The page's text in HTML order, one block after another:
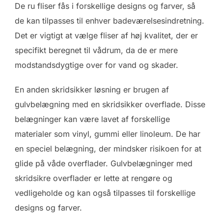
De ru fliser fås i forskellige designs og farver, så
de kan tilpasses til enhver badeværelsesindretning.
Det er vigtigt at vælge fliser af høj kvalitet, der er
specifikt beregnet til vådrum, da de er mere
modstandsdygtige over for vand og skader.
En anden skridsikker løsning er brugen af
gulvbelægning med en skridsikker overflade. Disse
belægninger kan være lavet af forskellige
materialer som vinyl, gummi eller linoleum. De har
en speciel belægning, der mindsker risikoen for at
glide på våde overflader. Gulvbelægninger med
skridsikre overflader er lette at rengøre og
vedligeholde og kan også tilpasses til forskellige
designs og farver.